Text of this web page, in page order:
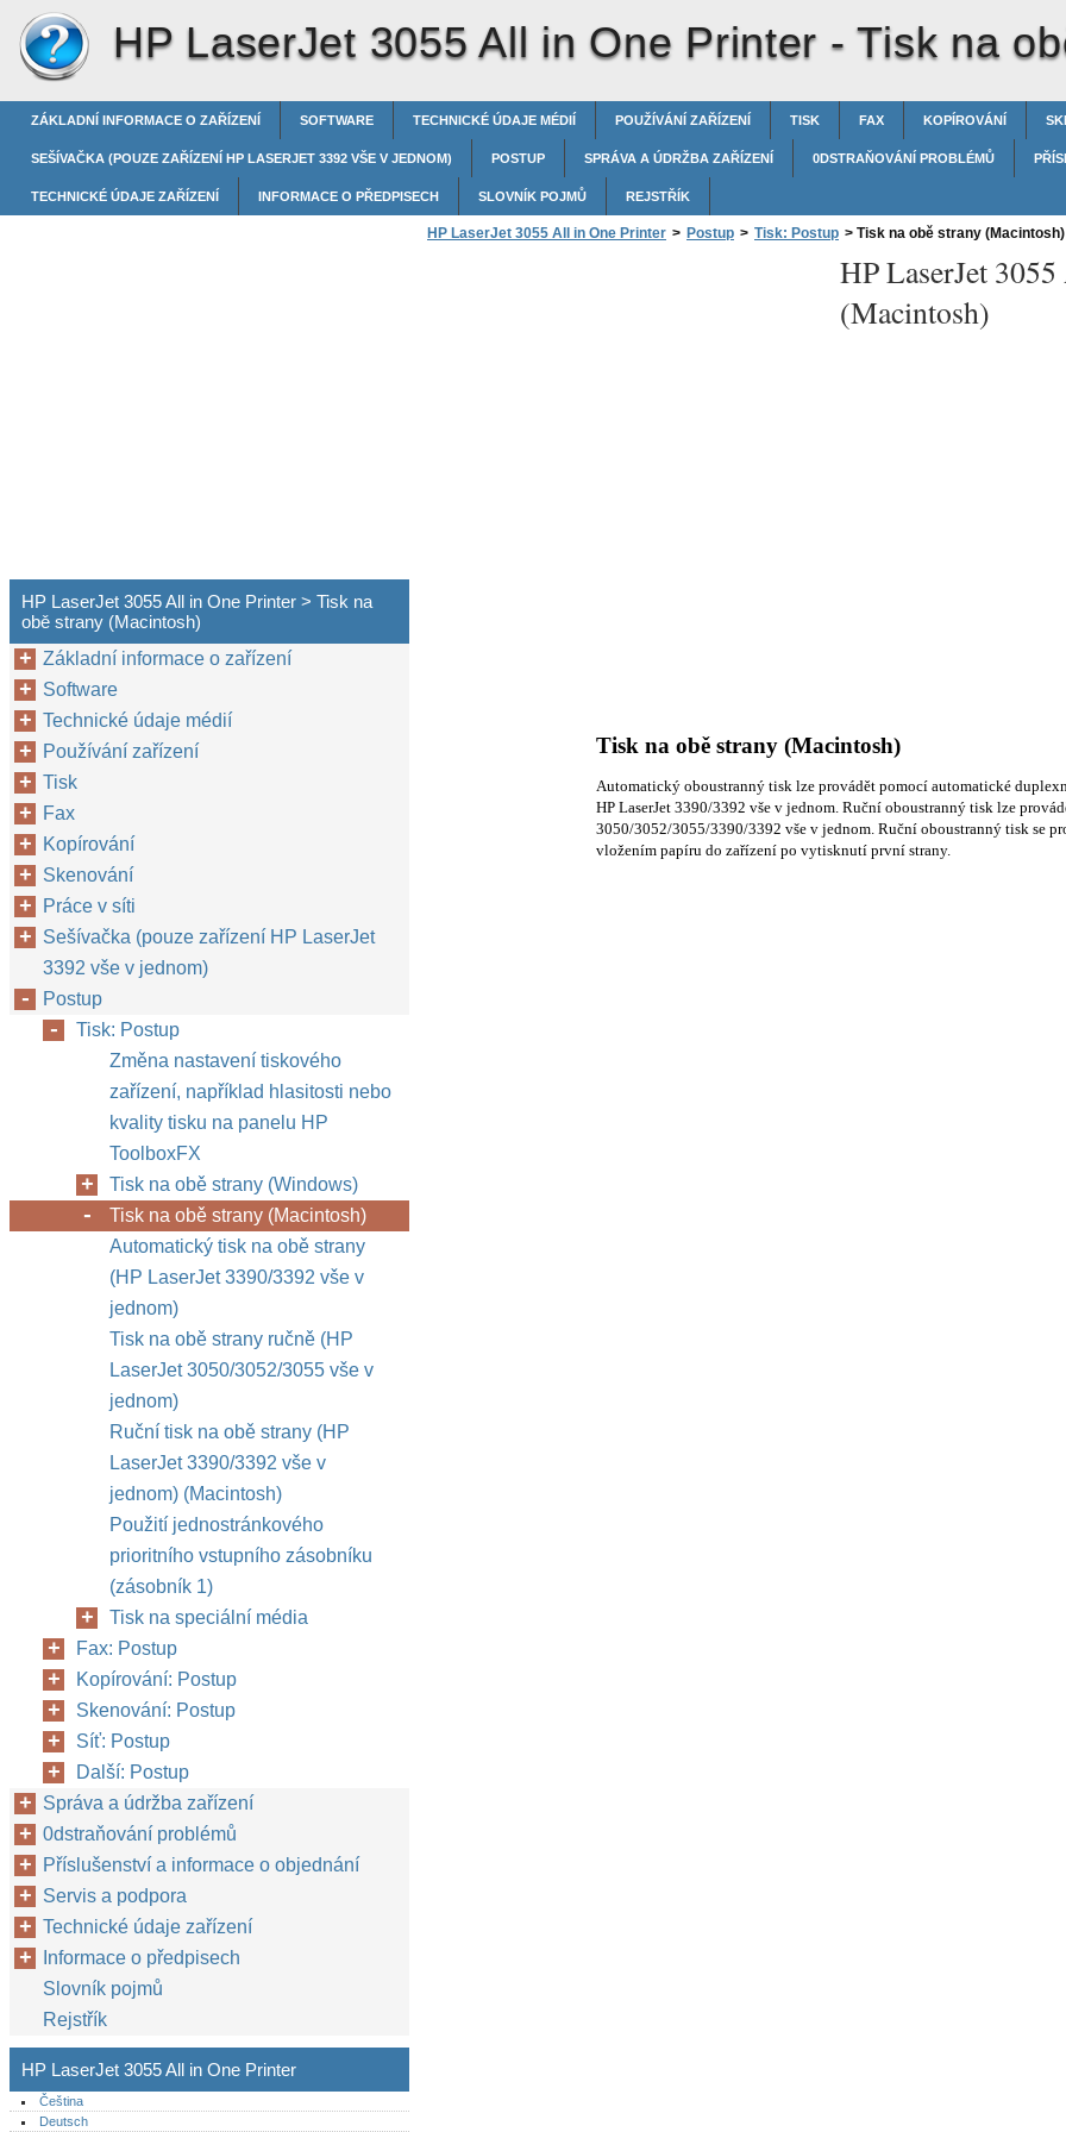
HP LaserJet 3055 All in One Printer -Tisk na
ZÁKLADNÍ INFORMACE O ZAŘÍZENÍ SOFTWARE TECHNICKÉ ÚDAJE MÉDIÍ POUŽÍVÁNÍ ZAŘÍZENÍ TISK FAX KOPÍROVÁNÍ
SEŠÍVAČKA (POUZE ZAŘÍZENÍ HP LASERJET 3392 VŠE V JEDNOM) POSTUP SPRÁVA A ÚDRŽBA ZAŘÍZENÍ 0DSTRAŇOVÁNÍ PROBLÉMŮ
TECHNICKÉ ÚDAJE ZAŘÍZENÍ INFORMACE O PŘEDPISECH SLOVNÍK POJMŮ REJSTŘÍK
HP LaserJet 3055 All in One Printer > Postup > Tisk: Postup > Tisk na obě strany (Macintosh)
HP LaserJet
(Macintosh)
Tisk na obě strany (Macintosh)
Automatický oboustranný tisk lze provádět pomocí automatické
HP LaserJet 3390/3392 vše v jednom. Ruční oboustranný tisk lze
3050/3052/3055/3390/3392 vše v jednom. Ruční oboustranný tisk se
vložením papíru do zařízení po vytisknutí první strany.
HP LaserJet 3055 All in One Printer > Tisk na
obě strany (Macintosh)
Základní informace o zařízení
Software
Technické údaje médií
Používání zařízení
Tisk
Fax
Kopírování
Skenování
Práce v síti
Sešívačka (pouze zařízení HP LaserJet
3392 vše v jednom)
Postup
Tisk: Postup
Změna nastavení tiskového
zařízení, například hlasitosti nebo
kvality tisku na panelu HP
ToolboxFX
Tisk na obě strany (Windows)
Tisk na obě strany (Macintosh)
Automatický tisk na obě strany
(HP LaserJet 3390/3392 vše v
jednom)
Tisk na obě strany ručně (HP
LaserJet 3050/3052/3055 vše v
jednom)
Ruční tisk na obě strany (HP
LaserJet 3390/3392 vše v
jednom) (Macintosh)
Použití jednostránkového
prioritního vstupního zásobníku
(zásobník 1)
Tisk na speciální média
Fax: Postup
Kopírování: Postup
Skenování: Postup
Síť: Postup
Další: Postup
Správa a údržba zařízení
0dstraňování problémů
Příslušenství a informace o objednání
Servis a podpora
Technické údaje zařízení
Informace o předpisech
Slovník pojmů
Rejstřík
HP LaserJet 3055 All in One Printer
Čeština
Deutsch